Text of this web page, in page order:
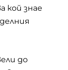
кой знае
до